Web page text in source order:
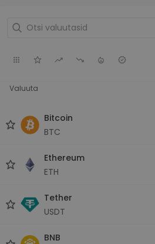
Valuuta
Bitcoin
BTC
Ethereum
ETH
Tether
USDT
BNB